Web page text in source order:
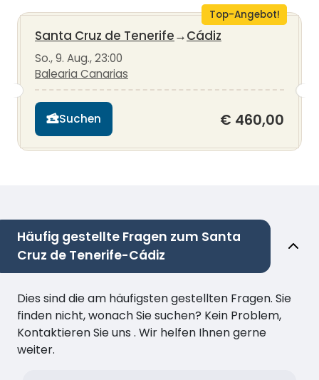
Top-Angebot!
Santa Cruz de Tenerife→Cádiz
So., 9. Aug., 23:00
Balearia Canarias
Suchen € 460,00
Häufig gestellte Fragen zum Santa
Cruz de Tenerife-Cádiz
Dies sind die am häufigsten gestellten Fragen. Sie
finden nicht, wonach Sie suchen? Kein Problem,
Kontaktieren Sie uns . Wir helfen Ihnen gerne
weiter.